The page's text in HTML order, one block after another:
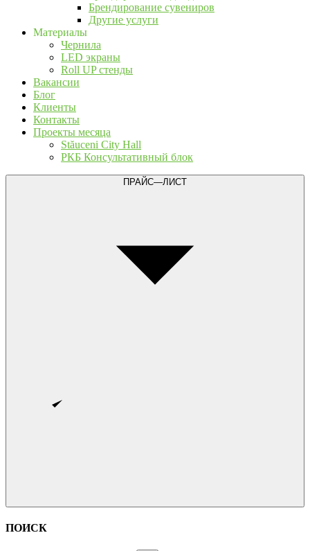
Брендирование сувениров
Другие услуги
Материалы
Чернила
LED экраны
Roll UP стенды
Вакансии
Блог
Клиенты
Контакты
Проекты месяца
Stăuceni City Hall
РКБ Консультативный блок
ПРАЙС—ЛИСТ
ПОИСК